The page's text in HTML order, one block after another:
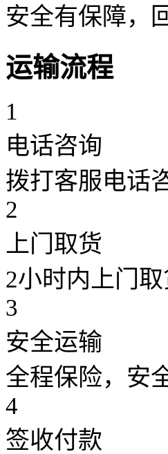
安全有保障，
运输流程
1
电话咨询
拨打客服电话
2
上门取货
2小时内上门
3
安全运输
全程保险，安
4
签收付款